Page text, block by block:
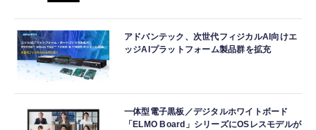
アドバンテック、次世代フィジカルAI向けエ
ッジAIプラットフォーム製品群を拡充
一体型電子黒板／デジタルホワイトボード
「ELMO Board」シリーズにOSレスモデルが